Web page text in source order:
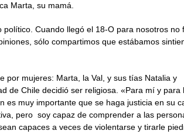
Marta, su mamá.
Cuando llegó el 18-O para nosotros no
sólo compartimos que estábamos
por mujeres: Marta, la Val, y sus tías Natalia y
de Chile decidió ser religiosa. «Para mí y para
es muy importante que se haga justicia en su
pero soy capaz de comprender a las
capaces a veces de violentarse y tirarle